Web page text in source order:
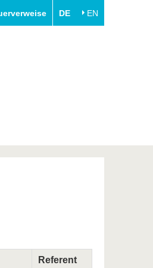
DE EN
BTU & Region erleben
Referent